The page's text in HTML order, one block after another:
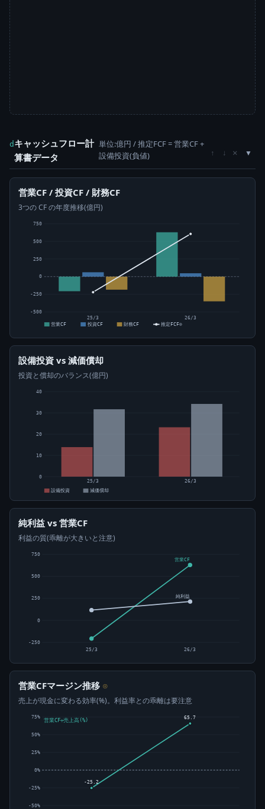
d キャッシュフロー計
算書データ
単位:億円 / 推定FCF = 営業CF +
設備投資(負値)
↑ ↓ ×
営業CF / 投資CF / 財務CF
3つの CF の年度推移(億円)
-500
-250
0
250
500
750
25/3
26/3
営業CF
投資CF 財務CF 推定FCF⊙
設備投資 vs 減価償却
投資と償却のバランス(億円)
0
10
20
30
40
25/3
26/3
設備投資
減価償却
純利益 vs 営業CF
利益の質(乖離が大きいと注意)
-250
0
250
500
750
営業CF
純利益
25/3 26/3
営業CFマージン推移 ⊙
売上が現金に変わる効率(%)。利益率との乖離は要注意
-50%
-25%
0%
25%
50%
75%
-25.2
65.7
営業CF÷売上高(%)